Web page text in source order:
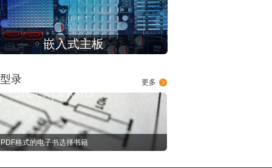
嵌入式主板
更多
录
格式的电子书选择书籍